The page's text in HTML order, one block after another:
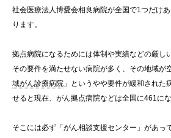
社会医療法人博愛会相良病院が全国で1つだけ
ります。
拠点病院になるためには体制や実績などの厳し
その要件を満たせない病院が多く、その地域が
域がん診療病院 」というやや要件が緩和された
せると現在、がん拠点病院などは全国に461にな
そこには必ず「がん相談支援センター」があっ